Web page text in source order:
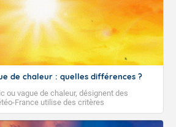
de chaleur : quelles différences ?
ou vague de chaleur, désignent des
France utilise des critères
et qualifier les épisodes de chaleur qui
sanitaires et socio-économiques